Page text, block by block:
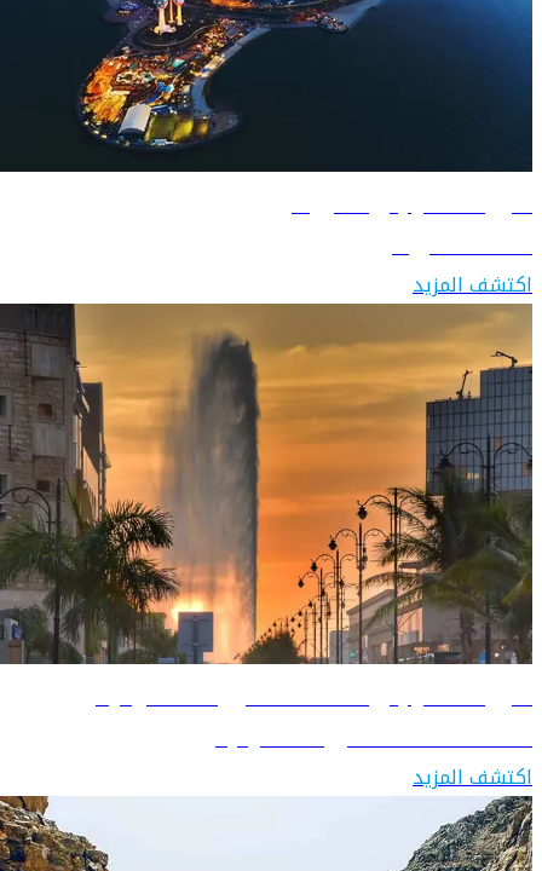
دليل السفر إلى الكويت
اكتشف الكويت
اكتشف المزيد
دليل السفر إلى المملكة العربية السعودية
اكتشف المملكة العربية السعودية
اكتشف المزيد